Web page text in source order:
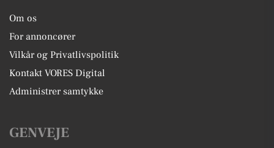
Om os
For annoncører
Vilkår og Privatlivspolitik
Kontakt VORES Digital
Administrer samtykke
GENVEJE